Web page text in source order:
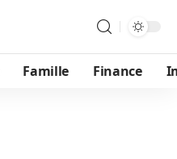
Famille Finance